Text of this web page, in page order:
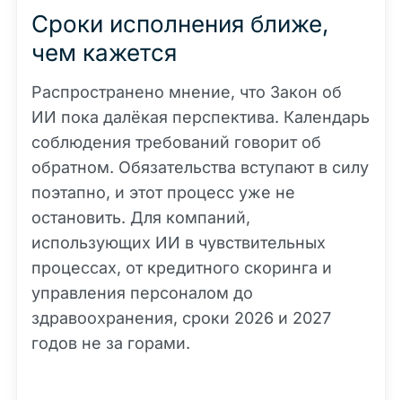
Сроки исполнения ближе,
чем кажется
Распространено мнение, что Закон об
ИИ пока далёкая перспектива. Календарь
соблюдения требований говорит об
обратном. Обязательства вступают в силу
поэтапно, и этот процесс уже не
остановить. Для компаний,
использующих ИИ в чувствительных
процессах, от кредитного скоринга и
управления персоналом до
здравоохранения, сроки 2026 и 2027
годов не за горами.